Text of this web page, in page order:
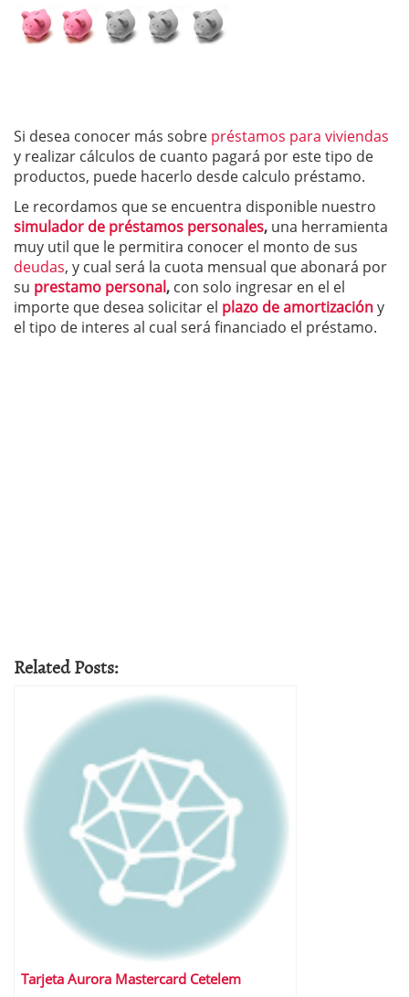
Si desea conocer más sobre préstamos para viviendas
y realizar cálculos de cuanto pagará por este tipo de
productos, puede hacerlo desde calculo préstamo.
Le recordamos que se encuentra disponible nuestro
simulador de préstamos personales, una herramienta
muy util que le permitira conocer el monto de sus
deudas, y cual será la cuota mensual que abonará por
su prestamo personal, con solo ingresar en el el
importe que desea solicitar el plazo de amortizacióny
el tipo de interes al cual será financiado el préstamo.
Related Posts:
Tarjeta Aurora Mastercard Cetelem